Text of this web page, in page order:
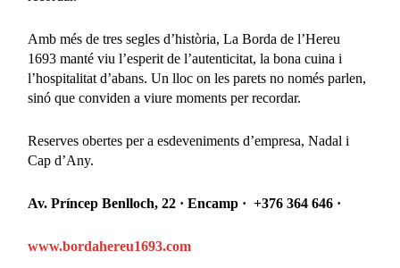
Amb més de tres segles d’història, La Borda de l’Hereu
1693 manté viu l’esperit de l’autenticitat, la bona cuina i
l’hospitalitat d’abans. Un lloc on les parets no només parlen,
sinó que conviden a viure moments per recordar.
Reserves obertes per a esdeveniments d’empresa, Nadal i
Cap d’Any.
Av. Príncep Benlloch, 22 · Encamp · +376 364 646 ·
www.bordahereu1693.com